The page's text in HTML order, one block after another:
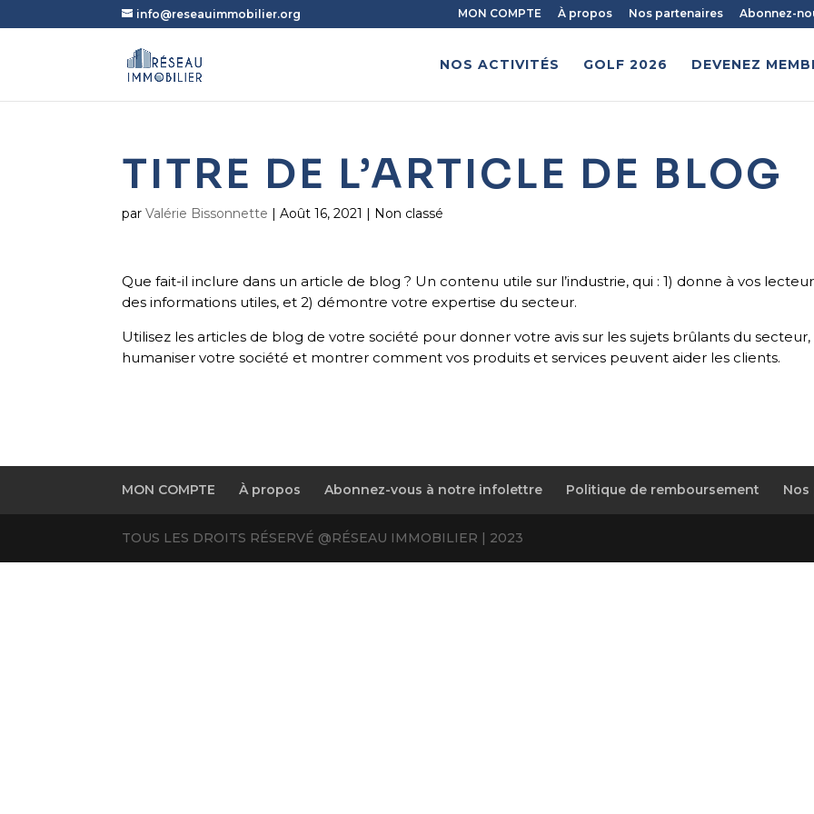
info@reseauimmobilier.org MON COMPTE À propos Nos partenaires Abonnez-
NOS ACTIVITÉS GOLF 2026 DEVENEZ
TITRE DE L’ARTICLE DE BLOG
parValérie Bissonnette |Août 16, 2021 | Non classé
Que fait-il inclure dans un article de blog ? Un contenu utile sur l’industrie, qui : 1) donne à vos
des informations utiles, et 2) démontre votre expertise du secteur.
Utilisez les articles de blog de votre société pour donner votre avis sur les sujets brûlants du secteur,
humaniser votre société et montrer comment vos produits et services peuvent aider les clients.
MON COMPTE À propos Abonnez-vous à notre infolettre Politique de remboursement Nos
TOUS LES DROITS RÉSERVÉ @RÉSEAU IMMOBILIER | 2023